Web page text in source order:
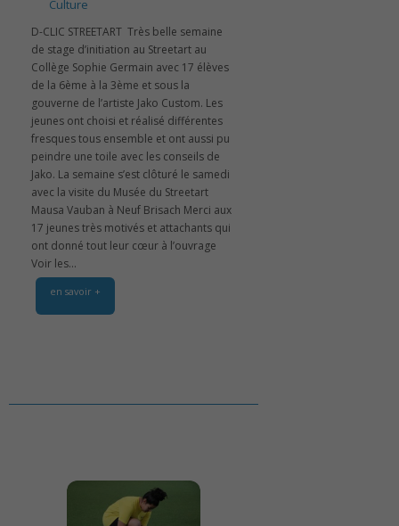
Culture
D-CLIC STREETART ‍ Très belle semaine
de stage d’initiation au Streetart au
Collège Sophie Germain avec 17 élèves
de la 6ème à la 3ème et sous la
gouverne de l’artiste Jako Custom. Les
jeunes ont choisi et réalisé différentes
fresques tous ensemble et ont aussi pu
peindre une toile avec les conseils de
Jako. La semaine s’est clôturé le samedi
avec la visite du Musée du Streetart
Mausa Vauban à Neuf Brisach Merci aux
17 jeunes très motivés et attachants qui
ont donné tout leur cœur à l’ouvrage
Voir les...
en savoir +